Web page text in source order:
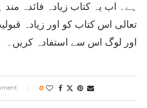
ہے۔ اب یہ کتاب زیادہ فائدہ مند
تعالی اس کتاب کو اور زیادہ
اور لوگ اس سے استفادہ کریں۔
0